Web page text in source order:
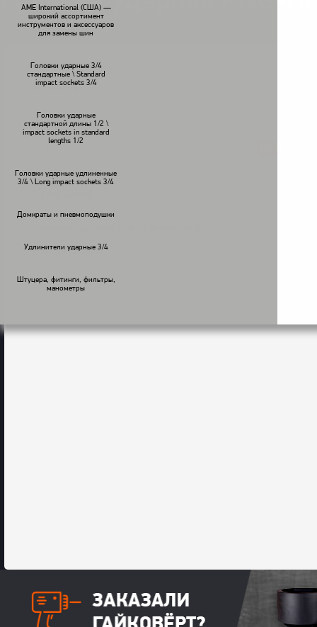
AME International (США) —
широкий ассортимент
инструментов и аксессуаров
для замены шин
Головки ударные 3/4
стандартные \ Standard
impact sockets 3/4
Головки ударные
стандартной длины 1/2 \
impact sockets in standard
lengths 1/2
Головки ударные удлиненные
3/4 \ Long impact sockets 3/4
Домкраты и пневмоподушки
Удлинители ударные 3/4
Штуцера, фитинги, фильтры,
манометры
В наличии
PNG-ИП32M38